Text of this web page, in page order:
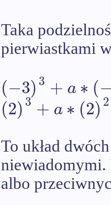
Taka
pierwiastkami
(−3)3 + a∗ (
(2)3 + a∗ (2)2
To układ
niewiadomymi.
albo